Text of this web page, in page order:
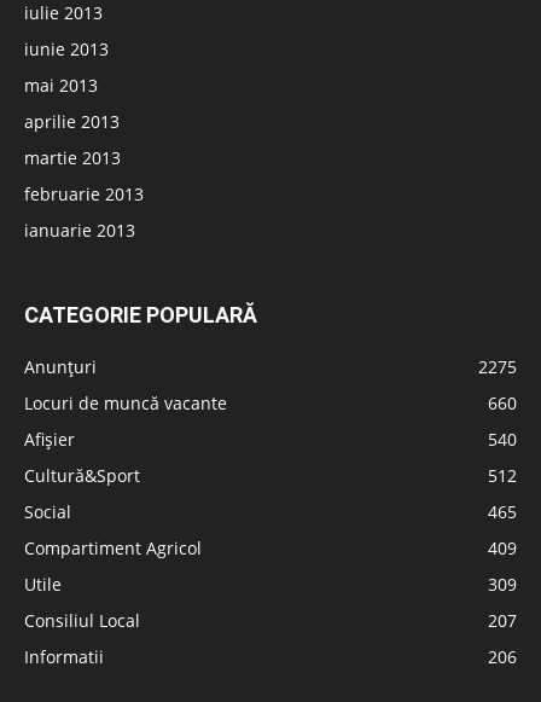
iulie 2013
iunie 2013
mai 2013
aprilie 2013
martie 2013
februarie 2013
ianuarie 2013
CATEGORIE POPULARĂ
Anunțuri
2275
Locuri de muncă vacante
660
Afișier
540
Cultură&Sport
512
Social
465
Compartiment Agricol
409
Utile
309
Consiliul Local
207
Informatii
206